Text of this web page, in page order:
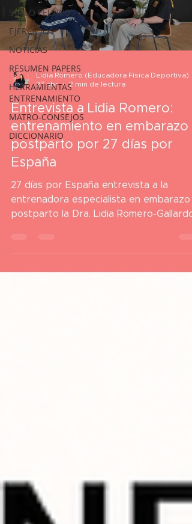
SUELO PÉLVICO
EJERCICIOS
NOTICIAS
RESUMEN PAPERS
HERRAMIENTAS
ENTRENAMIENTO
MATRO-CONSEJOS
DICCIONARIO
Lidia Romero (Educadora Física Deportiva)
27 abr
2 min de lectura
Entrevista a Lidia Romero:
entrenamiento en embarazo
postparto por 27 días por
España
27 días por España entrevista a la
entrenadora especialista en embarazo
postparto la Dra. Lidia Romero-Gallardo